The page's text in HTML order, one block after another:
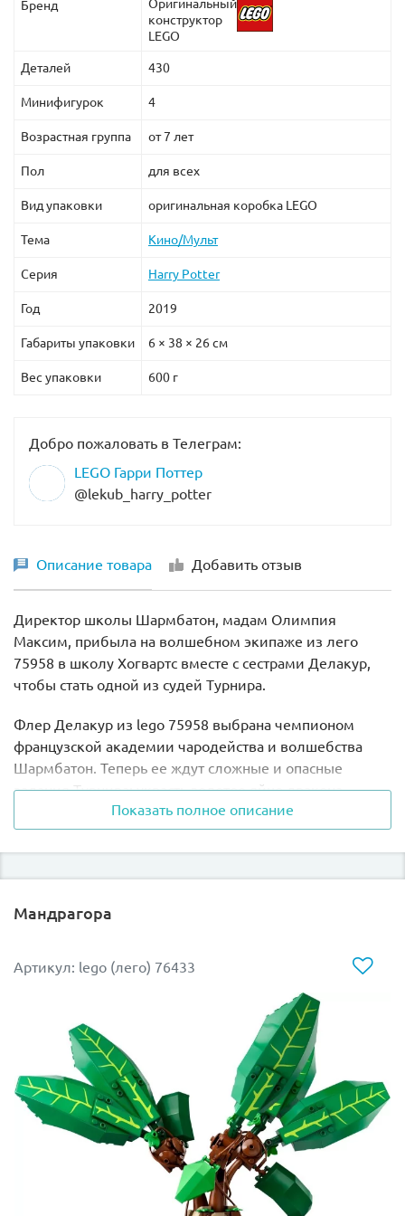
Бренд
Оригинальный
конструктор
LEGO
Деталей 430
Минифигурок 4
Возрастная группа от 7 лет
Пол для всех
Вид упаковки оригинальная коробка LEGO
Тема Кино/Мульт
Серия Harry Potter
Год 2019
Габариты упаковки 6 × 38 × 26 см
Вес упаковки 600 г
Добро пожаловать в Телеграм:
LEGO Гарри Поттер
@lekub_harry_potter
Описание товара Добавить отзыв
Директор школы Шармбатон, мадам Олимпия
Максим, прибыла на волшебном экипаже из лего
75958 в школу Хогвартс вместе с сестрами Делакур,
чтобы стать одной из судей Турнира.
Флер Делакур из lego 75958 выбрана чемпионом
французской академии чародейства и волшебства
Шармбатон. Теперь ее ждут сложные и опасные
задания Турнира: украсть золотое яйцо дракона,
спасти Габриэль из Русалочьей деревни на дне
Черного озера, а также пройти лабиринт, чтобы
добыть Кубок Турнира. Вместе с лучшей ученицей
Шармбатона пройди все испытания Турнира Трёх
белоснежными крылатыми лошадьми. В голубой
фонарями, размещается вся делегация школы
Шармбатон. Попасть внутрь экипажа можно через
открывающуюся дверцу. Спереди кареты есть место
для кучера, а сзади - багажное отделение, где
находится сундук с вещами путешественников.
На крыше располагается специальный механизм,
боковая часть кареты поднимается, превращая экипаж
в небольшой двухэтажный дом на колесах. На первом
этаже можно выпить чаю, сидя на удобных диванах за
Показать полное описание
Мандрагора
Артикул: lego (лего) 76433